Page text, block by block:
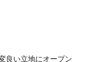
良い立地にオープン